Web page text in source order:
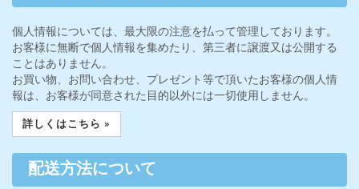
個人情報については、最大限の注意を払って管理しております。
お客様に無断で個人情報を集めたり、第三者に譲渡又は公開する
ことはありません。
お買い物、お問い合わせ、プレゼント等で頂いたお客様の個人情
報は、お客様が同意された目的以外には一切使用しません。
詳しくはこちら »
配送方法について